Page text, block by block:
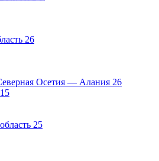
26
Осетия — Алания 26
15
25